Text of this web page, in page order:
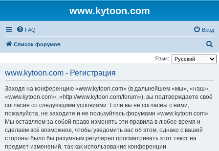
www.kytoon.com
FAQ Вход
Список форумов
о
Язык:
www.kytoon.com - Регистрация
Заходя на конференцию «www.kytoon.com» (в дальнейшем «мы», «наш»,
«www.kytoon.com», «http://www.kytoon.com/forum»), вы подтверждаете своё
согласие со следующими условиями. Если вы не согласны с ними,
пожалуйста, не заходите и не пользуйтесь форумами «www.kytoon.com».
Мы оставляем за собой право изменять эти правила в любое время и
сделаем всё возможное, чтобы уведомить вас об этом, однако с вашей
стороны было бы разумным регулярно просматривать этот текст на
предмет изменений, так как использование конференции